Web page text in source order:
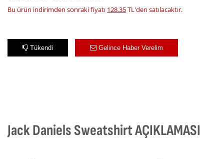
Bu ürün indirimden sonraki fiyatı 128.35TL'den satılacaktır.
Tükendi Gelince Haber Verelim
Jack Daniels Sweatshirt AÇIKLAMASI